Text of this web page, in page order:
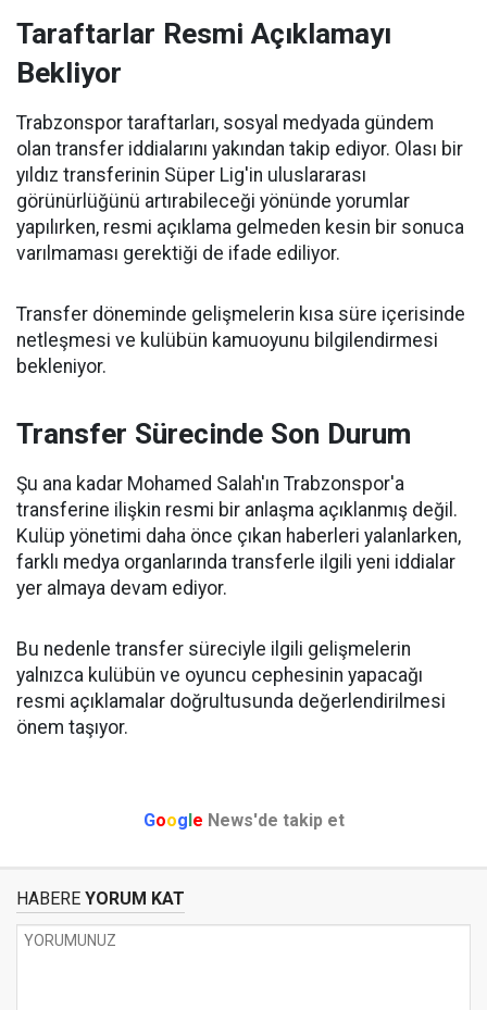
Taraftarlar Resmi Açıklamayı
Bekliyor
Trabzonspor taraftarları, sosyal medyada gündem
olan transfer iddialarını yakından takip ediyor. Olası bir
yıldız transferinin Süper Lig'in uluslararası
görünürlüğünü artırabileceği yönünde yorumlar
yapılırken, resmi açıklama gelmeden kesin bir sonuca
varılmaması gerektiği de ifade ediliyor.
Transfer döneminde gelişmelerin kısa süre içerisinde
netleşmesi ve kulübün kamuoyunu bilgilendirmesi
bekleniyor.
Transfer Sürecinde Son Durum
Şu ana kadar Mohamed Salah'ın Trabzonspor'a
transferine ilişkin resmi bir anlaşma açıklanmış değil.
Kulüp yönetimi daha önce çıkan haberleri yalanlarken,
farklı medya organlarında transferle ilgili yeni iddialar
yer almaya devam ediyor.
Bu nedenle transfer süreciyle ilgili gelişmelerin
yalnızca kulübün ve oyuncu cephesinin yapacağı
resmi açıklamalar doğrultusunda değerlendirilmesi
önem taşıyor.
Google News'de takip et
HABERE YORUM KAT